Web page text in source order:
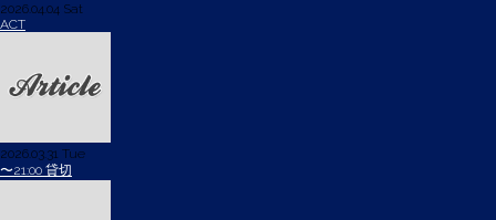
2026.04.04 Sat
ACT
2026.03.31 Tue
〜21:00 貸切